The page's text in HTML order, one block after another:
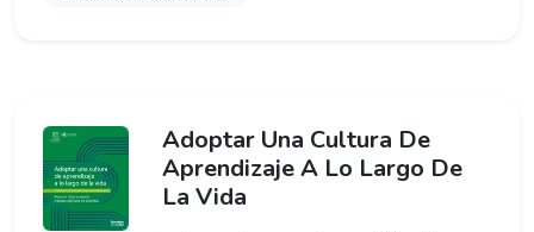
Adoptar Una Cultura De
Aprendizaje A Lo Largo De
La Vida